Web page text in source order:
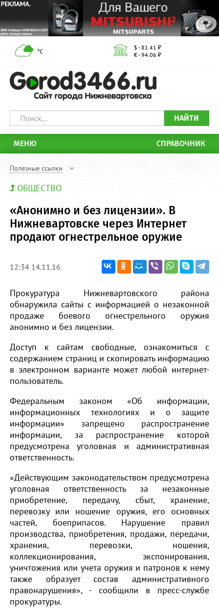
°С
$ - 81.41 ₽
€ - 94.06 ₽
НАЙТИ
МЕНЮ СПРАВОЧНИК
Полезные ссылки
ОБЩЕСТВО
«Анонимно и без лицензии». В
Нижневартовске через Интернет
продают огнестрельное оружие
12:34 14.11.16
Прокуратура Нижневартовского района
обнаружила сайты с информацией о незаконной
продаже боевого огнестрельного оружия
анонимно и без лицензии.
Доступ к сайтам свободные, ознакомиться с
содержанием страниц и скопировать информацию
в электронном варианте может любой интернет-
пользователь.
Федеральным законом «Об информации,
информационных технологиях и о защите
информации» запрещено распространение
информации, за распространение которой
предусмотрена уголовная и административная
ответственность.
«Действующим законодательством предусмотрена
уголовная ответственность за незаконные
приобретение, передачу, сбыт, хранение,
перевозку или ношение оружия, его основных
частей, боеприпасов. Нарушение правил
производства, приобретения, продажи, передачи,
хранения, перевозки, ношения,
коллекционирования, экспонирования,
уничтожения или учета оружия и патронов к нему
также образует состав административного
правонарушения», - сообщили в пресс-службе
прокуратуры.